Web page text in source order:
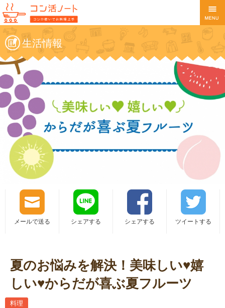
生活情報
メールで送る シェアする シェアする ツイートする
夏のお悩みを解決！美味しい♥嬉
しい♥からだが喜ぶ夏フルーツ
料理